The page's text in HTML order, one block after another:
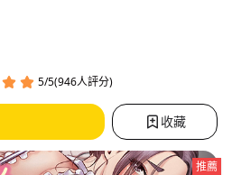
5/5(946人評分)
收藏
推薦